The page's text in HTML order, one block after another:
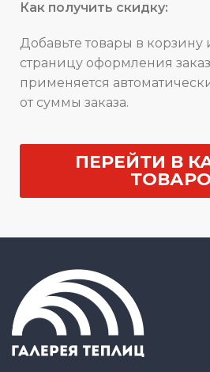
Как получить скидку:
Добавьте товары в
страницу оформления
применяется
от суммы заказа.
ПЕРЕЙТИ В